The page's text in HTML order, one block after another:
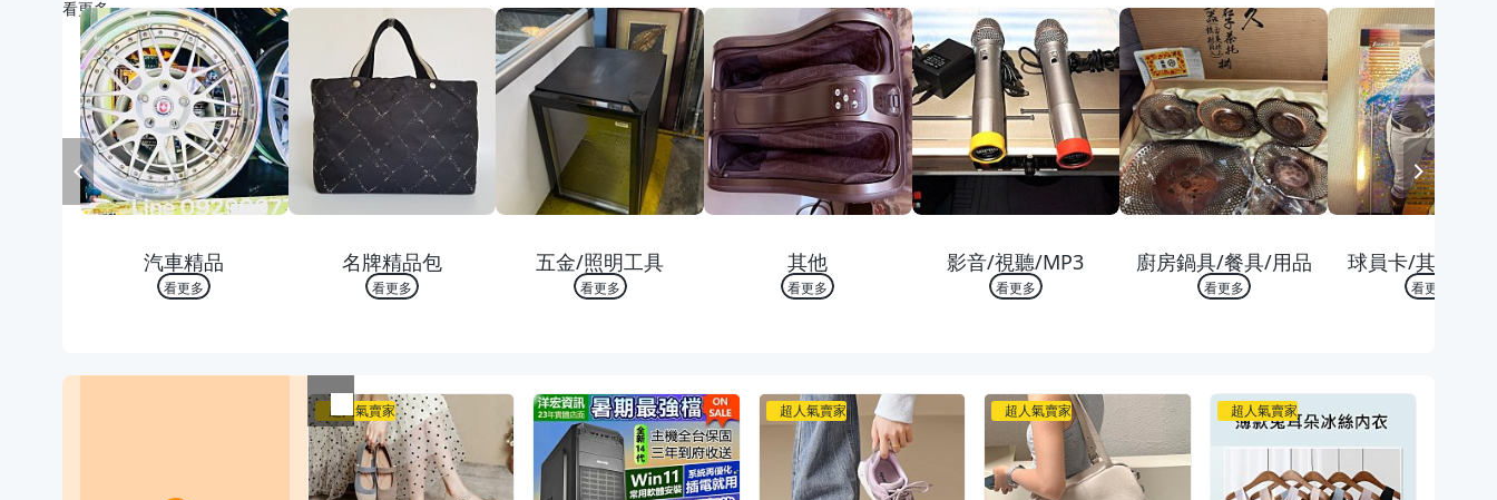
看更多
熱銷 TOP 10
汽車精品
看更多
熱銷 TOP 10
名牌精品包
看更多
熱銷 TOP 10
五金/照明工具
看更多
熱銷 TOP 10
其他
看更多
熱銷 TOP 10
影音/視聽/MP3
看更多
熱銷 TOP 10
廚房鍋具/餐具/用品
看更多
熱銷 TOP 10
球員卡/其他收
看更多
PREV
超人氣賣家 超人氣賣家 超人氣賣家 超人氣賣家